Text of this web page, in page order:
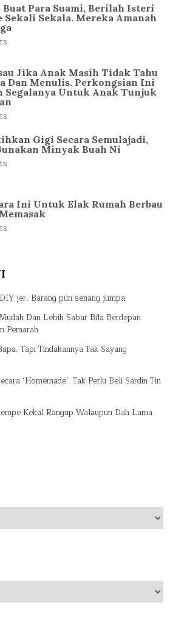
Buat Para Suami, Berilah Isteri
Sekali Sekala. Mereka Amanah
Jika Anak Masih Tidak Tahu
Dan Menulis. Perkongsian Ini
Segalanya Untuk Anak Tunjuk
Gigi Secara Semulajadi,
Minyak Buah Ni
Ini Untuk Elak Rumah Berbau
jer, Barang pun senang jumpa.
Dan Lebih Sabar Bila Berdepan
Pemarah
Tapi Tindakannya Tak Sayang
‘Homemade’. Tak Perlu Beli Sardin Tin
Kekal Rangup Walaupun Dah Lama